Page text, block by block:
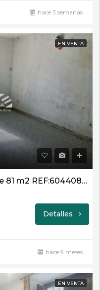
hace 3 semanas
EN VENTA
Piso en venta en Lucena de 81 m2 REF:60440821
Detalles
hace 9 meses
EN VENTA